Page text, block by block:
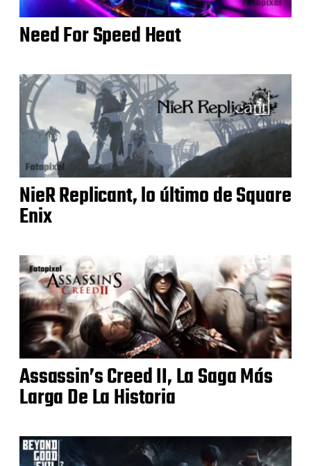
Need For Speed Heat
NieR Replicant, lo último de Square
Enix
Assassin’s Creed II, La Saga Más
Larga De La Historia